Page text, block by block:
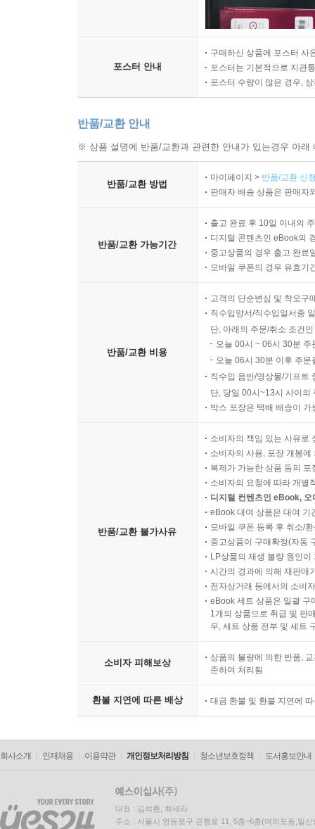
포스터 안내
구매하신 상품에 포스터 사
포스터는 기본적으로 지관
포스터 수량이 많은 경우,
반품/교환 안내
※ 상품 설명에 반품/교환과 관련한 안내가 있는경우 아
반품/교환 방법
마이페이지 > 반품/교환 신
판매자 배송 상품은 판매자
반품/교환 가능기간
출고 완료 후 10일 이내의
디지털 콘텐츠인 eBook의
중고상품의 경우 출고 완료
모바일 쿠폰의 경우 유효기
반품/교환 비용
고객의 단순변심 및 착오구
직수입양서/직수입일서중
단, 아래의 주문/취소 조건
오늘 00시 ~ 06시 30분
오늘 06시 30분 이후 주
직수입 음반/영상물/기프트
단, 당일 00시~13시 사이의
박스 포장은 택배 배송이
반품/교환 불가사유
소비자의 책임 있는 사유로
소비자의 사용, 포장 개봉
복제가 가능한 상품 등의
소비자의 요청에 따라 개별
디지털 컨텐츠인 eBook,
eBook 대여 상품은 대여 기
모바일 쿠폰 등록 후 취소/
중고상품이 구매확정(자동
LP상품의 재생 불량 원인
시간의 경과에 의해 재판매
전자상거래 등에서의 소비
eBook 세트 상품은 일괄 구
1개의 상품으로 취급 및 판
우, 세트 상품 전부 및 세트
소비자 피해보상
상품의 불량에 의한 반품,
준하여 처리됨
환불 지연에 따른 배상 대금 환불 및 환불 지연에
회사소개 인재채용 이용약관 개인정보처리방침 청소년보호정책 도서홍보안내
대표 : 김석환, 최세라
주소 : 서울시 영등포구 은행로 11, 5층~6층(여의도동,일신